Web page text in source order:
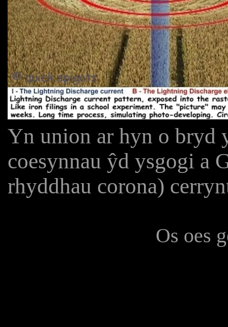
Yn union ar hyn o
coesynnau ŷd ysgogi a
rhyddhau corona)
Os oes